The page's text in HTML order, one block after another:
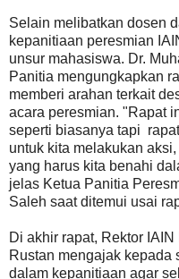
Selain melibatkan dosen
kepanitiaan peresmian
unsur mahasiswa. Dr.
Panitia mengungkapkan
memberi arahan terkait
acara peresmian. "Rapat
seperti biasanya tapi
untuk kita melakukan
yang harus kita benahi
jelas Ketua Panitia
Saleh saat ditemui usai
Di akhir rapat, Rektor
Rustan mengajak kepada
dalam kepanitiaan agar